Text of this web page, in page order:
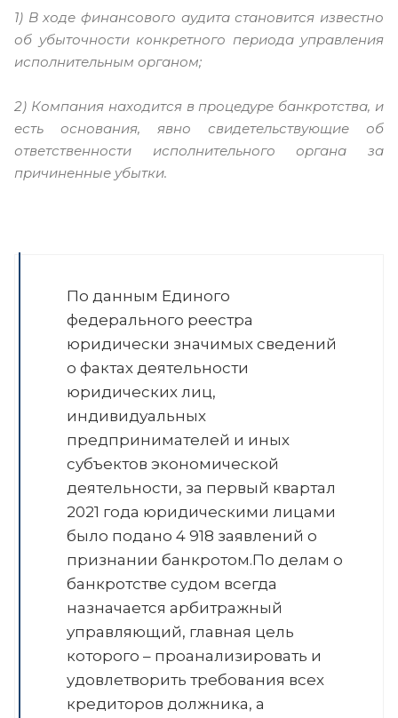
1) В ходе финансового аудита становится известно
об убыточности конкретного периода управления
исполнительным органом;
2) Компания находится в процедуре банкротства, и
есть основания, явно свидетельствующие об
ответственности исполнительного органа за
причиненные убытки.
По данным Единого
федерального реестра
юридически значимых сведений
о фактах деятельности
юридических лиц,
индивидуальных
предпринимателей и иных
субъектов экономической
деятельности, за первый квартал
2021 года юридическими лицами
было подано 4 918 заявлений о
признании банкротом.По делам о
банкротстве судом всегда
назначается арбитражный
управляющий, главная цель
которого – проанализировать и
удовлетворить требования всех
кредиторов должника, а